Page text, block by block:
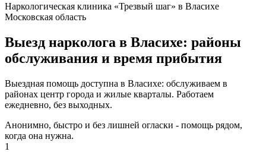
Наркологическая клиника «Трезвый шаг» в Власихе
Московская область
Выезд нарколога в Власихе: районы
обслуживания и время прибытия
Выездная помощь доступна в Власихе: обслуживаем в
районах центр города и жилые кварталы. Работаем
ежедневно, без выходных.
Анонимно, быстро и без лишней огласки - помощь рядом,
когда она нужна.
1